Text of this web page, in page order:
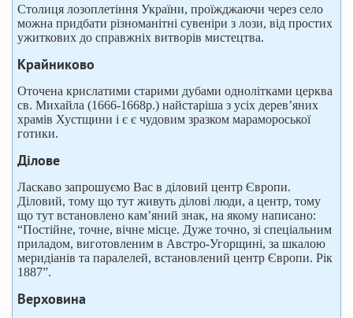
Столиця лозоплетіння України, проїжджаючи через село
можна придбати різноманітні сувеніри з лози, від простих
ужиткових до справжніх витворів мистецтва.
Крайниково
Оточена крислатими старими дубами однолітками церква
св. Михайла (1666-1668р.) найстаріша з усіх дерев’яних
храмів Хустщини і є є чудовим зразком марамороської
готики.
Ділове
Ласкаво запрошуємо Вас в діловий центр Європи.
Діловий, тому що тут живуть ділові люди, а центр, тому
що тут встановлено кам’яний знак, на якому написано:
“Постійне, точне, вічне місце. Дуже точно, зі спеціальним
приладом, виготовленим в Австро-Угорщині, за шкалою
меридіанів та паралелей, встановлений центр Європи. Рік
1887”.
Верховина